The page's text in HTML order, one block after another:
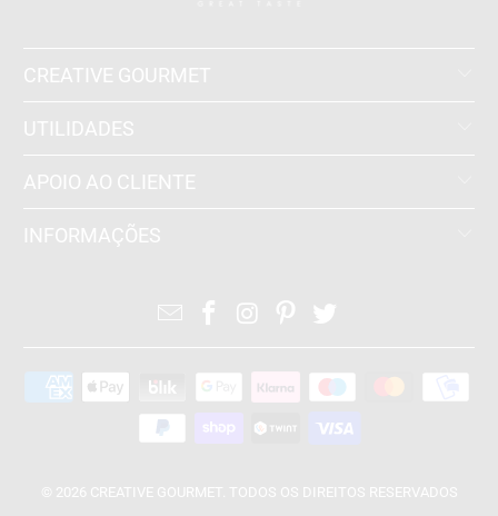
CREATIVE GOURMET
UTILIDADES
APOIO AO CLIENTE
INFORMAÇÕES
© 2026 CREATIVE GOURMET. TODOS OS DIREITOS RESERVADOS